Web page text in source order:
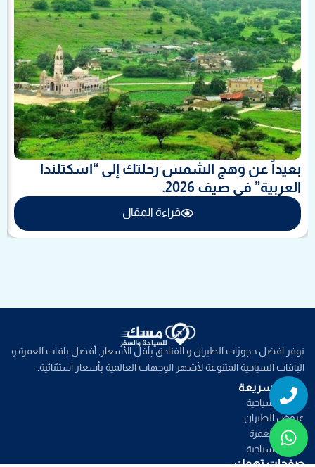
Phone
Whatsapp
بعيداً عن وهج الشمس رحلتك إلى “اسكتلندا
العربية” في صيف 2026.
قراءة المقال
نوفر افضل حجوزات الطيران و الفنادق بأقل الأسعار, أفضل باقات العمرة و
الباقات السياحية المتنوعة لأشهر الوجهات العالمية بأسعار استثنائية.
روابط سريعة
خدمات سياحية
عروض الطيران
عروض العمرة
عروض سياحية
صفحات تهمك